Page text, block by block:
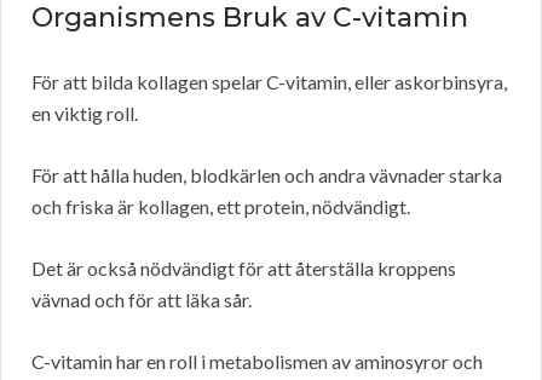
Organismens Bruk av C-vitamin
För att bilda kollagen spelar C-vitamin, eller askorbinsyra,
en viktig roll.
För att hålla huden, blodkärlen och andra vävnader starka
och friska är kollagen, ett protein, nödvändigt.
Det är också nödvändigt för att återställa kroppens
vävnad och för att läka sår.
C-vitamin har en roll i metabolismen av aminosyror och